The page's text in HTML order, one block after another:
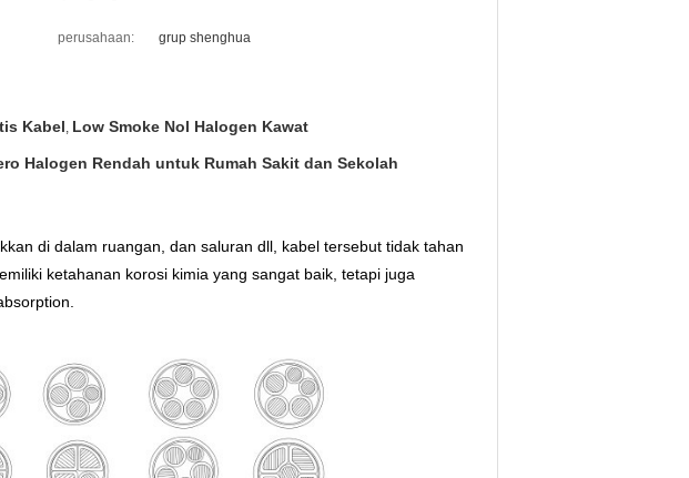
perusahaan: grup shenghua
Kabel, Low Smoke Nol Halogen Kawat
Halogen Rendah untuk Rumah Sakit dan Sekolah
di dalam ruangan, dan saluran dll, kabel tersebut tidak tahan
ketahanan korosi kimia yang sangat baik, tetapi juga